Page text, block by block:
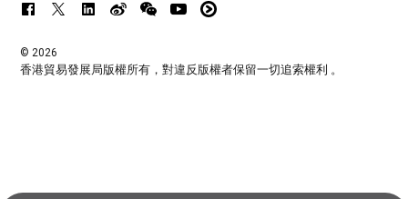
© 2026
香港貿易發展局版權所有，對違反版權者保留一切追索權利 。